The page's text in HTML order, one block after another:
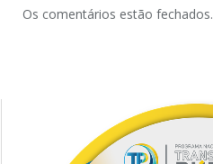
Os comentários estão fechados.